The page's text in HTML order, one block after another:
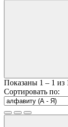
Показаны 1 – 1 из
Сортировать по: